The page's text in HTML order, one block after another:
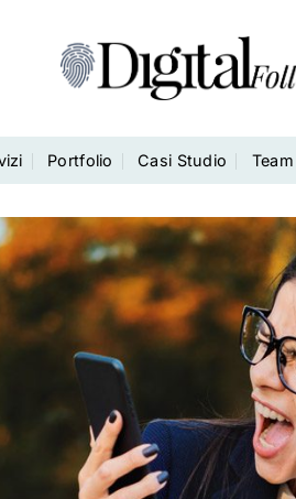
Portfolio Casi Studio Team